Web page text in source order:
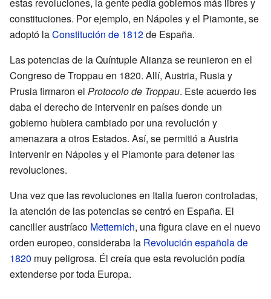
constituciones. Por ejemplo, en Nápoles y el Piamonte, se
adoptó laConstitución de 1812de España.
Las potencias de la Quíntuple Alianza se reunieron en el
Congreso de Troppau en 1820. Allí, Austria, Rusia y
Prusia firmaron el Protocolo de Troppau. Este acuerdo les
daba el derecho de intervenir en países donde un
gobierno hubiera cambiado por una revolución y
amenazara a otros Estados. Así, se permitió a Austria
intervenir en Nápoles y el Piamonte para detener las
revoluciones.
Una vez que las revoluciones en Italia fueron controladas,
la atención de las potencias se centró en España. El
canciller austríaco Metternich, una figura clave en el nuevo
orden europeo, consideraba la Revolución española de
1820 muy peligrosa. Él creía que esta revolución podía
extenderse por toda Europa.